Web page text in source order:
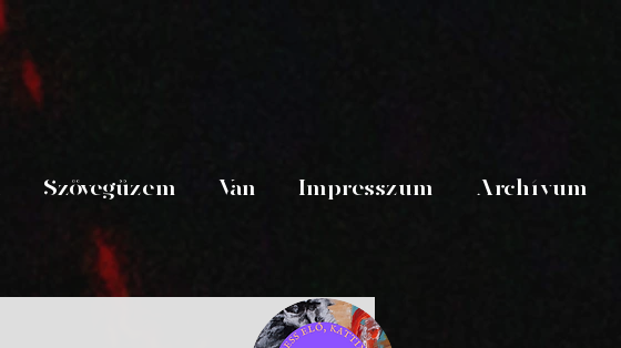
Szövegüzem Van Impresszum Archívum